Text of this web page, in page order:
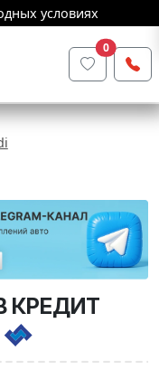
условиях
0
КРЕДИТ